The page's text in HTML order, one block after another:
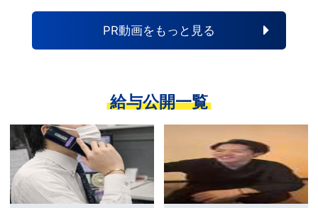
PR動画をもっと見る
給与公開一覧